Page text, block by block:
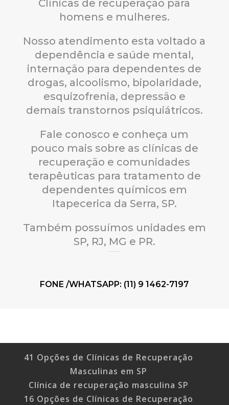
Clínicas de recuperação para
homens e mulheres.
Nosso atendimento esta voltado a
dependência e saúde mental,
internação para dependentes de
drogas, alcoolismo, bipolaridade,
esquizofrenia, depressão e
demais transtornos psiquiátricos.
Fale conosco e conheça um
pouco mais sobre as clínicas de
recuperação e comunidades
terapêuticas para tratamento de
dependentes químicos em
Itapecerica da Serra, SP.
Também possuímos unidades em
SP, RJ, MG e PR.
FONE /WHATSAPP: (11) 9 1462-7197
41 Opções de Clínicas de Recuperação
Masculinas em SP
Clínica de recuperação masculina SP
16 Opções de Clínicas de Recuperação